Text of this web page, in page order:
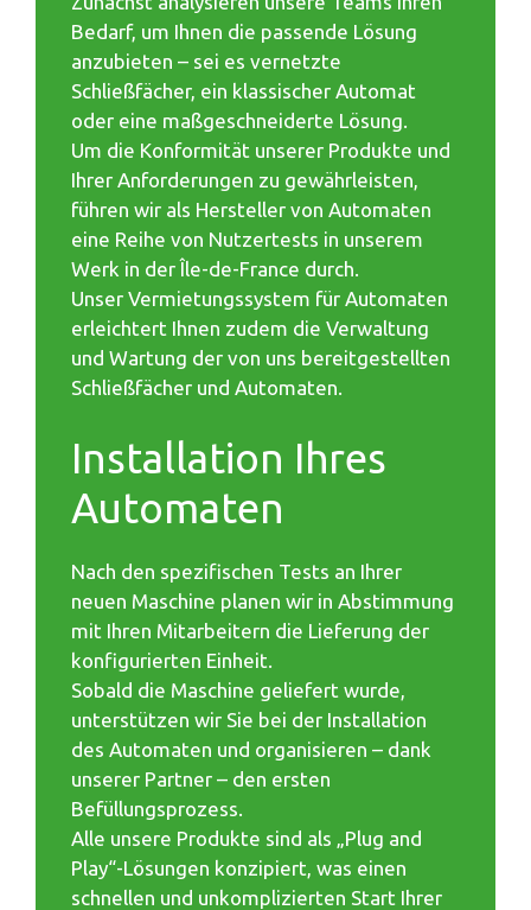
Bedarf, um Ihnen die passende Lösung
anzubieten – sei es vernetzte
Schließfächer, ein klassischer Automat
oder eine maßgeschneiderte Lösung.
Um die Konformität unserer Produkte und
Ihrer Anforderungen zu gewährleisten,
führen wir als Hersteller von Automaten
eine Reihe von Nutzertests in unserem
Werk in der Île-de-France durch.
Unser Vermietungssystem für Automaten
erleichtert Ihnen zudem die Verwaltung
und Wartung der von uns bereitgestellten
Schließfächer und Automaten.
Installation Ihres
Automaten
Nach den spezifischen Tests an Ihrer
neuen Maschine planen wir in Abstimmung
mit Ihren Mitarbeitern die Lieferung der
konfigurierten Einheit.
Sobald die Maschine geliefert wurde,
unterstützen wir Sie bei der Installation
des Automaten und organisieren – dank
unserer Partner – den ersten
Befüllungsprozess.
Alle unsere Produkte sind als „Plug and
Play“-Lösungen konzipiert, was einen
schnellen und unkomplizierten Start Ihrer